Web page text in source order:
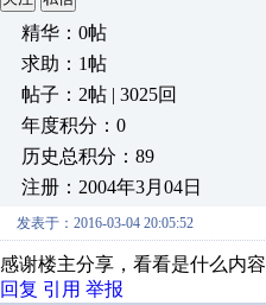
精华：0帖
求助：1帖
帖子：2帖 | 3025回
年度积分：0
历史总积分：89
注册：2004年3月04日
发表于：2016-03-04 20:05:52
感谢楼主分享，看看是什么内容
回复 引用 举报